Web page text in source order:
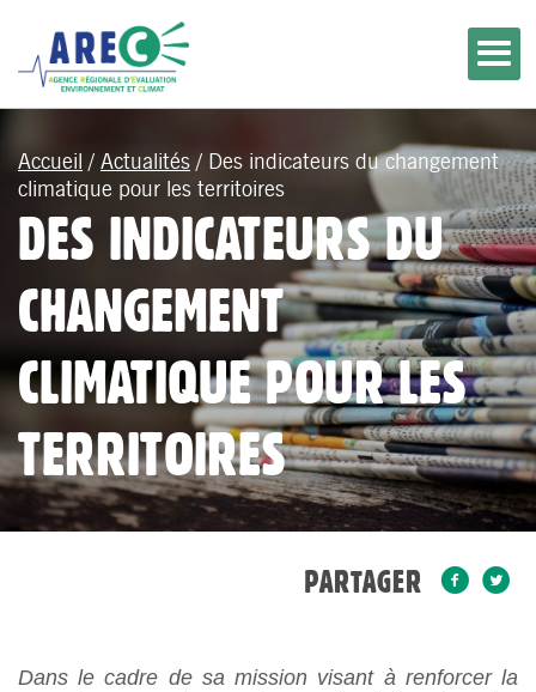
Accueil / Actualités / Des indicateurs du changement
climatique pour les territoires
DES INDICATEURS DU
CHANGEMENT
CLIMATIQUE POUR LES
TERRITOIRES
PARTAGER
Dans le cadre de sa mission visant à renforcer la